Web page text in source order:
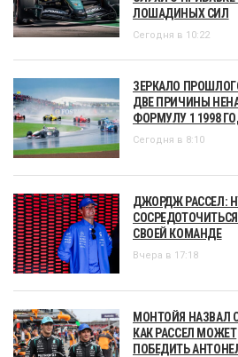
ЛОШАДИНЫХ СИЛ
Сегодня в 10:22
ЗЕРКАЛО
ДВЕ ПРИЧИНЫ
ФОРМУЛУ 1 1998
Сегодня в 8:10
ДЖОРДЖ РАССЕЛ:
СОСРЕДОТОЧИТЬСЯ
СВОЕЙ КОМАНДЕ
Вчера в 17:18
МОНТОЙЯ НАЗВАЛ
КАК РАССЕЛ МОЖЕТ
ПОБЕДИТЬ